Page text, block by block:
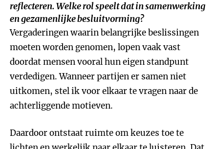
reflecteren. Welke rol speelt dat in samenwerking
en gezamenlijke besluitvorming?
Vergaderingen waarin belangrijke beslissingen
moeten worden genomen, lopen vaak vast
doordat mensen vooral hun eigen standpunt
verdedigen. Wanneer partijen er samen niet
uitkomen, stel ik voor elkaar te vragen naar de
achterliggende motieven.
Daardoor ontstaat ruimte om keuzes toe te